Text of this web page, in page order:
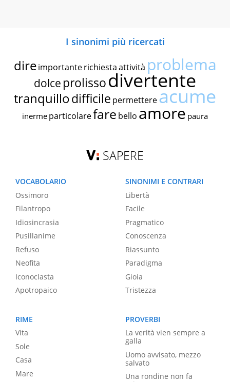
I sinonimi più ricercati
dire importante richiestaattività problema
dolce prolissodivertente
tranquillodifficile permettereacume
inerme particolarefare bello amore paura
SAPERE
VOCABOLARIO
Ossimoro
Filantropo
Idiosincrasia
Pusillanime
Refuso
Neofita
Iconoclasta
Apotropaico
SINONIMI E CONTRARI
Libertà
Facile
Pragmatico
Conoscenza
Riassunto
Paradigma
Gioia
Tristezza
RIME
Vita
Sole
Casa
Mare
PROVERBI
La verità vien sempre a
galla
Uomo avvisato, mezzo
salvato
Una rondine non fa